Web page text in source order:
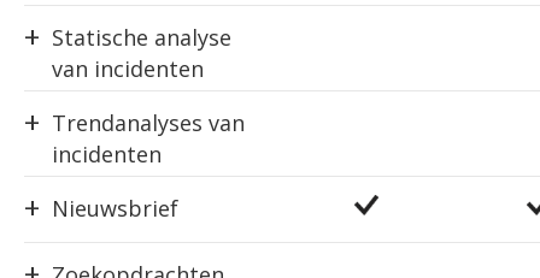
+ Statische analyse
van incidenten
+ Trendanalyses van
incidenten
+ Nieuwsbrief